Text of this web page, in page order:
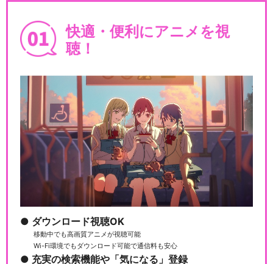
快適・便利にアニメを視
聴！
ダウンロード視聴OK
移動中でも高画質アニメが視聴可能
Wi-Fi環境でもダウンロード可能で通信料も安心
充実の検索機能や「気になる」登録